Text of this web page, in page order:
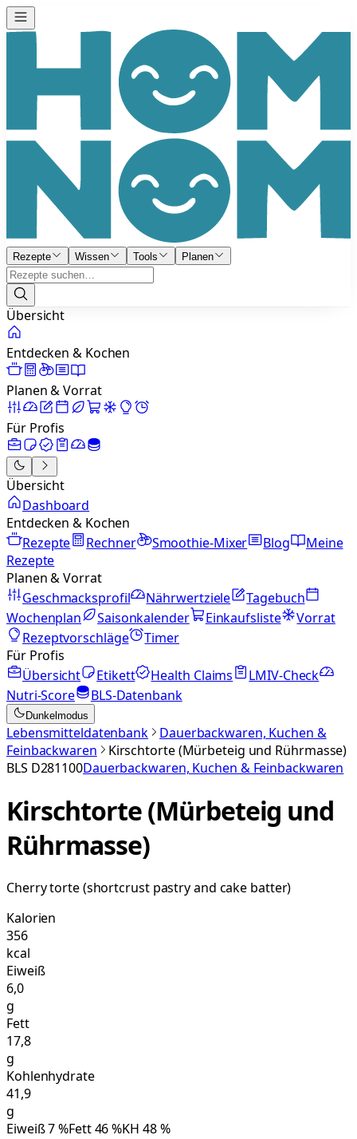
Rezepte Wissen Tools Planen
Übersicht
Entdecken & Kochen
Planen & Vorrat
Für Profis
Übersicht
Dashboard
Entdecken & Kochen
Rezepte
Rechner Smoothie-Mixer Blog
Meine
Rezepte
Planen & Vorrat
Geschmacksprofil
Nährwertziele
Tagebuch
Wochenplan
Saisonkalender Einkaufsliste
Vorrat
Rezeptvorschläge
Timer
Für Profis
Übersicht
Etikett Health Claims
LMIV-Check
Nutri-Score
BLS-Datenbank
Dunkelmodus
Lebensmitteldatenbank
Dauerbackwaren, Kuchen &
Feinbackwaren
Kirschtorte (Mürbeteig und Rührmasse)
BLS D281100Dauerbackwaren, Kuchen & Feinbackwaren
Kirschtorte (Mürbeteig und
Rührmasse)
Cherry torte (shortcrust pastry and cake batter)
Kalorien
356
kcal
Eiweiß
6,0
g
Fett
17,8
g
Kohlenhydrate
41,9
g
Eiweiß7%Fett46%KH 48%